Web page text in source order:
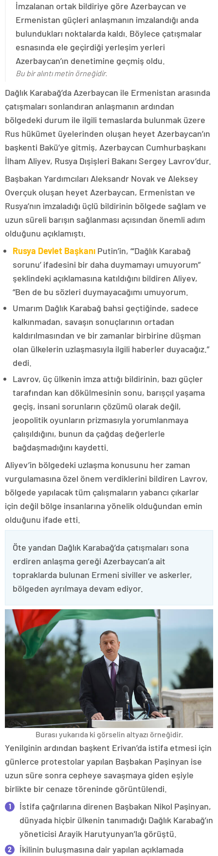
İmzalanan ortak bildiriye göre Azerbaycan ve
Ermenistan güçleri anlaşmanın imzalandığı anda
bulundukları noktalarda kaldı. Böylece çatışmalar
esnasında ele geçirdiği yerleşim yerleri
Azerbaycan’ın denetimine geçmiş oldu.
Bu bir alıntı metin örneğidir.
Dağlık Karabağ’da Azerbaycan ile Ermenistan arasında
çatışmaları sonlandıran anlaşmanın ardından
bölgedeki durum ile ilgili temaslarda bulunmak üzere
Rus hükümet üyelerinden oluşan heyet Azerbaycan’ın
başkenti Bakü’ye gitmiş, Azerbaycan Cumhurbaşkanı
İlham Aliyev, Rusya Dışişleri Bakanı Sergey Lavrov’dur.
Başbakan Yardımcıları Aleksandr Novak ve Aleksey
Overçuk oluşan heyet Azerbaycan, Ermenistan ve
Rusya’nın imzaladığı üçlü bildirinin bölgede sağlam ve
uzun süreli barışın sağlanması açısından önemli adım
olduğunu açıklamıştı.
Rusya Devlet Başkanı Putin’in, “‘Dağlık Karabağ
sorunu’ ifadesini bir daha duymamayı umuyorum”
şeklindeki açıklamasına katıldığını bildiren Aliyev,
“Ben de bu sözleri duymayacağımı umuyorum.
Umarım Dağlık Karabağ bahsi geçtiğinde, sadece
kalkınmadan, savaşın sonuçlarının ortadan
kaldırılmasından ve bir zamanlar birbirine düşman
olan ülkelerin uzlaşmasıyla ilgili haberler duyacağız.”
dedi.
Lavrov, üç ülkenin imza attığı bildirinin, bazı güçler
tarafından kan dökülmesinin sonu, barışçıl yaşama
geçiş, insani sorunların çözümü olarak değil,
jeopolitik oyunların prizmasıyla yorumlanmaya
çalışıldığını, bunun da çağdaş değerlerle
bağdaşmadığını kaydetti.
Aliyev’in bölgedeki uzlaşma konusunu her zaman
vurgulamasına özel önem verdiklerini bildiren Lavrov,
bölgede yapılacak tüm çalışmaların yabancı çıkarlar
için değil bölge insanlarına yönelik olduğundan emin
olduğunu ifade etti.
Öte yandan Dağlık Karabağ’da çatışmaları sona
erdiren anlaşma gereği Azerbaycan’a ait
topraklarda bulunan Ermeni siviller ve askerler,
bölgeden ayrılmaya devam ediyor.
Burası yukarıda ki görselin altyazı örneğidir.
Yenilginin ardından başkent Erivan’da istifa etmesi için
günlerce protestolar yapılan Başbakan Paşinyan ise
uzun süre sonra cepheye savaşmaya giden eşiyle
birlikte bir cenaze töreninde görüntülendi.
İstifa çağrılarına direnen Başbakan Nikol Paşinyan,
dünyada hiçbir ülkenin tanımadığı Dağlık Karabağ’ın
yöneticisi Arayik Harutyunyan’la görüştü.
İkilinin buluşmasına dair yapılan açıklamada